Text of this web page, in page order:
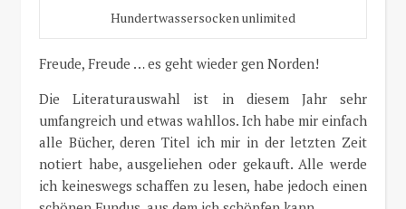
Hundertwassersocken unlimited
Freude, Freude … es geht wieder gen Norden!
Die Literaturauswahl ist in diesem Jahr sehr
umfangreich und etwas wahllos. Ich habe mir einfach
alle Bücher, deren Titel ich mir in der letzten Zeit
notiert habe, ausgeliehen oder gekauft. Alle werde
ich keineswegs schaffen zu lesen, habe jedoch einen